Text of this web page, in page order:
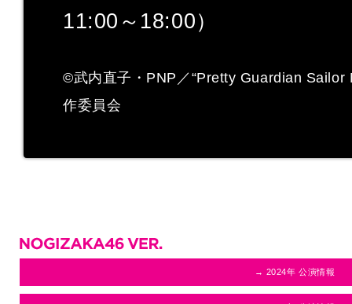
11:00～18:00）
©武内直子・PNP／“Pretty Guardian Sailor
作委員会
→ 2024年 公演情報